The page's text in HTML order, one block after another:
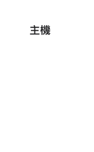
主機